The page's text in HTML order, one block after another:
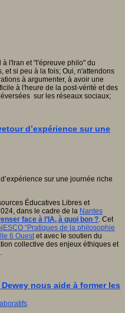
l'lran et "l'épreuve philo" du
et si peu à la fois; Oui, n'attendons
à argumenter, à avoir une
à l'heure de la post-vérité et des
sur les réseaux sociaux;
d’expérience sur une
Éducatives Libres et
dans le cadre de la Nantes
face à l’IA, à quoi bon ?. Cet
“Pratiques de la philosophie
6 Ouestet avec le soutien du
collective des enjeux éthiques et
nous aide à former les